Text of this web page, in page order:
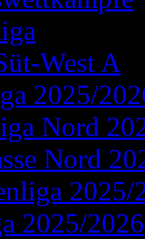
West A
2025/
Nord
Nord
2025/
2025/2026